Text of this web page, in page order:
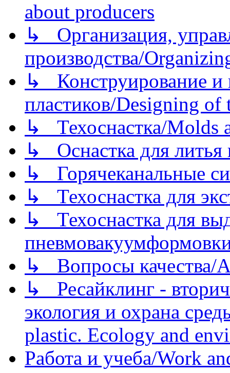
about producers
↳ Организация,
производства/
↳ Конструирование и
пластиков/Designing of
↳ Техоснастка/Molds
↳ Оснастка для литья
↳ Горячеканальные
↳ Техоснастка для
↳ Техоснастка для
↳ Вопросы качества/
↳ Ресайклинг -
экология и охрана
plastic. Ecology and
Работа и учеба/Work